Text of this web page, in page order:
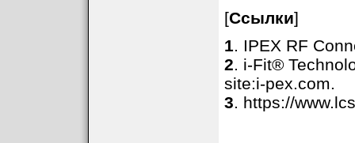
[Ссылки]
1. IPEX RF
2. i-Fit®
site:i-pex.com.
3. https://